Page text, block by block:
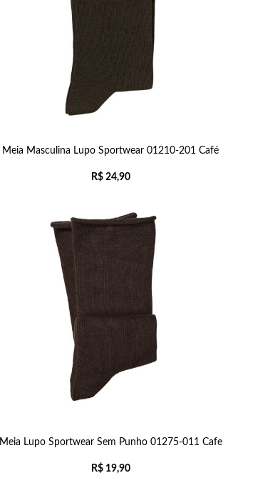
Meia Masculina Lupo Sportwear 01210-201 Café
R$24,90
Meia Lupo Sportwear Sem Punho 01275-011 Cafe
R$19,90